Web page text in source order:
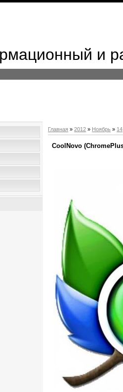
и
Главная »2012 » Ноябрь » 14
CoolNovo